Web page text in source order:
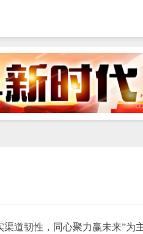
道韧性，同心聚力赢未来”为